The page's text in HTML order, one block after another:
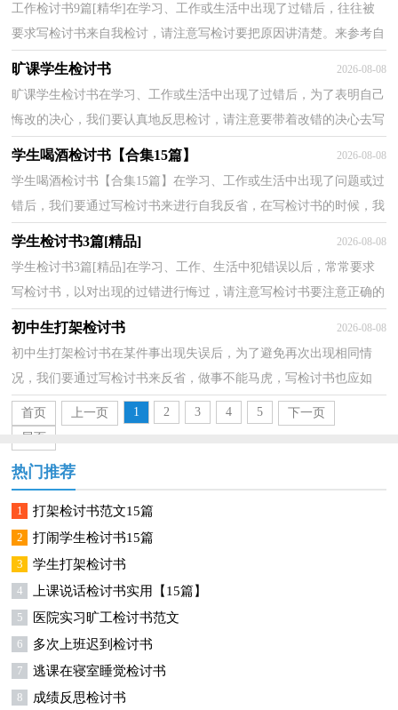
工作检讨书9篇[精华]在学习、工作或生活中出现了过错后，往往被
要求写检讨书来自我检讨，请注意写检讨要把原因讲清楚。来参考自
己需要的检讨书吧！下面是小编精心整理的工作检讨...
旷课学生检讨书 2026-08-08
旷课学生检讨书在学习、工作或生活中出现了过错后，为了表明自己
悔改的决心，我们要认真地反思检讨，请注意要带着改错的决心去写
学生喝酒检讨书【合集15篇】 2026-08-08
学生喝酒检讨书【合集15篇】在学习、工作或生活中出现了问题或过
错后，我们要通过写检讨书来进行自我反省，在写检讨书的时候，我
学生检讨书3篇[精品] 2026-08-08
学生检讨书3篇[精品]在学习、工作、生活中犯错误以后，常常要求
写检讨书，以对出现的过错进行悔过，请注意写检讨书要注意正确的
初中生打架检讨书 2026-08-08
初中生打架检讨书在某件事出现失误后，为了避免再次出现相同情
况，我们要通过写检讨书来反省，做事不能马虎，写检讨书也应如
此。那么问题来了，到底应如何写检讨书呢？以下是小编为大家...
首页 上一页 1 2 3 4 5
下一页
尾页
热门推荐
1 打架检讨书范文15篇
2 打闹学生检讨书15篇
3 学生打架检讨书
4 上课说话检讨书实用【15篇】
5 医院实习旷工检讨书范文
6 多次上班迟到检讨书
7 逃课在寝室睡觉检讨书
8 成绩反思检讨书